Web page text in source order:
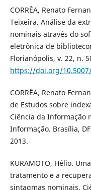
CORRÊA, Renato
Teixeira. Análise da
nominais através do
eletrônica de
Florianópolis, v. 22, n.
https://doi.org/
CORRÊA, Renato
de Estudos sobre
Ciência da Informação
Informação. Brasília,
2013.
KURAMOTO, Hélio.
tratamento e a
sintagmas nominais.